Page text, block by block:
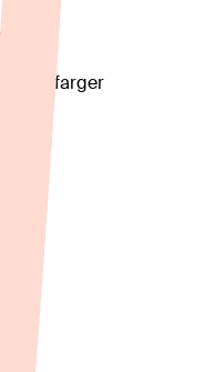
og trefarger